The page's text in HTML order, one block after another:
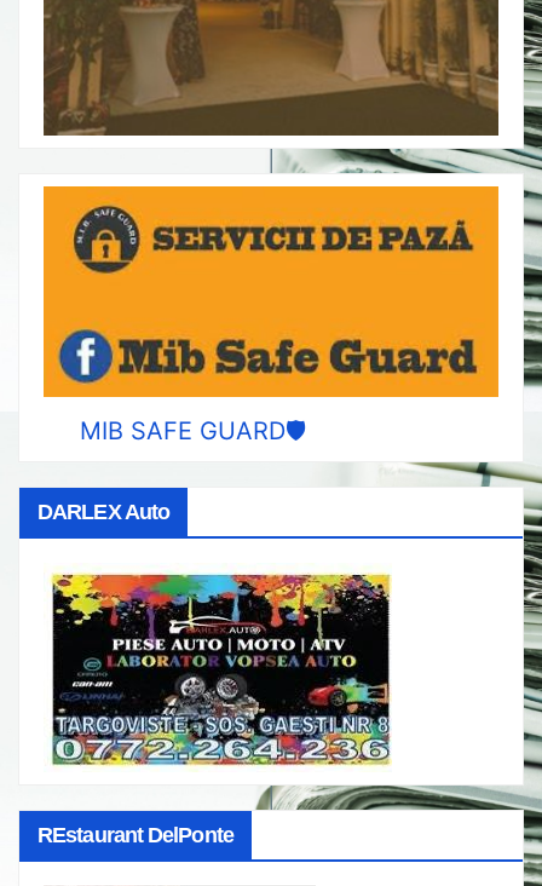
MIB SAFE GUARD🛡️
DARLEX Auto
REstaurant DelPonte